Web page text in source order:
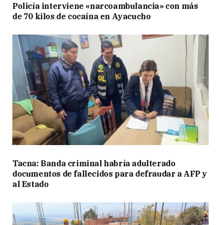
Policía interviene «narcoambulancia» con más
de 70 kilos de cocaína en Ayacucho
Tacna: Banda criminal habría adulterado
documentos de fallecidos para defraudar a AFP y
al Estado